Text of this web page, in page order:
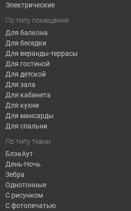
Электрические
По типу помещения
Для балкона
Для беседки
Для веранды-террасы
Для гостиной
Для детской
Для зала
Для кабинета
Для кухни
Для мансарды
Для спальни
По типу ткани
БлэкАут
День-Ночь
Зебра
Однотонные
С рисунком
С фотопечатью